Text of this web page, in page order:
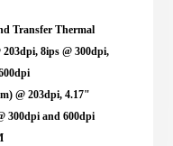
Transfer Thermal
203dpi, 8ips @ 300dpi,
@ 203dpi, 4.17"
300dpi and 600dpi